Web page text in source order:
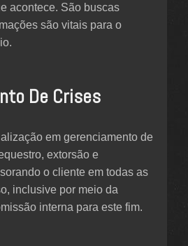
acontece. São buscas
são vitais para o
De Crises
em gerenciamento de
extorsão e
o cliente em todas as
inclusive por meio da
interna para este fim.